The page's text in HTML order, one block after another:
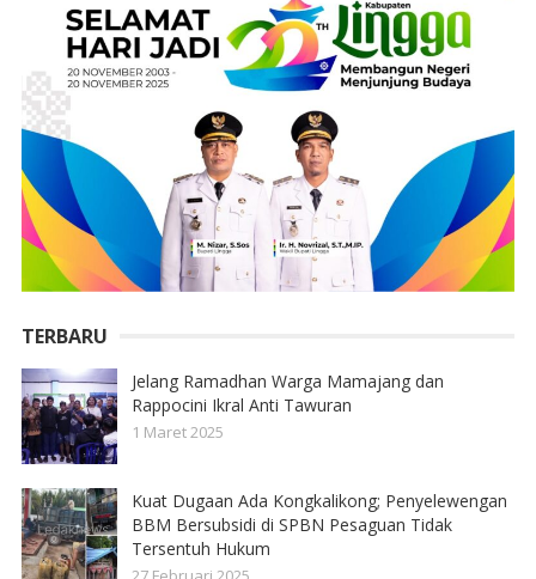
TERBARU
Jelang Ramadhan Warga Mamajang dan
Rappocini Ikral Anti Tawuran
1 Maret 2025
Kuat Dugaan Ada Kongkalikong; Penyelewengan
BBM Bersubsidi di SPBN Pesaguan Tidak
Tersentuh Hukum